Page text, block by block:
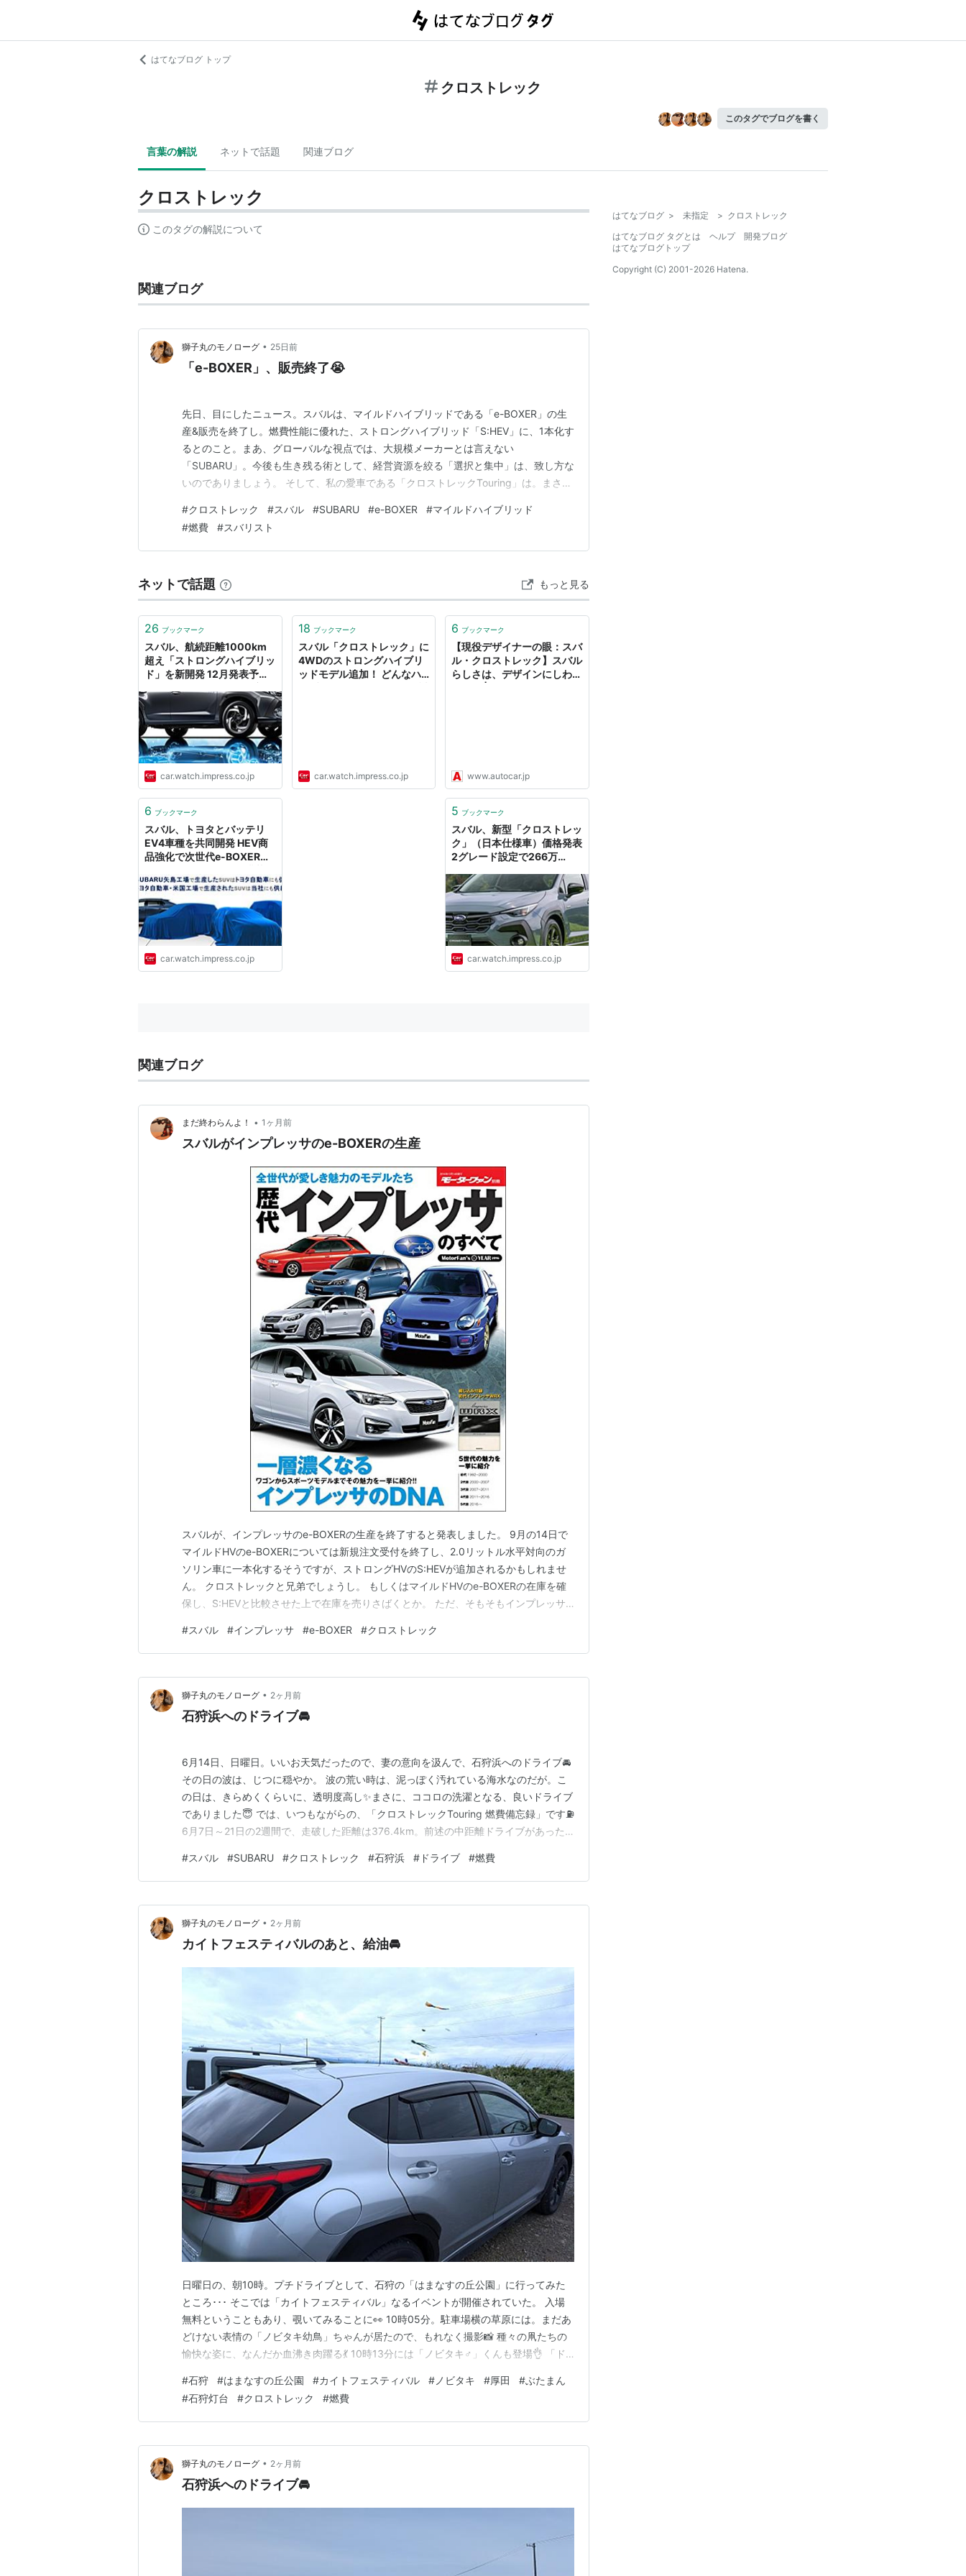
はてなブログ トップ
クロストレック
このタグでブログを書く
言葉の解説 ネットで話題 関連ブログ
クロストレック
このタグの解説について
関連ブログ
獅子丸のモノローグ • 25日前
「e-BOXER」、販売終了😭
先日、目にしたニュース。スバルは、マイルドハイブリッドである「e-BOXER」の生
産&販売を終了し。燃費性能に優れた、ストロングハイブリッド「S:HEV」に、1本化す
るとのこと。まあ、グローバルな視点では、大規模メーカーとは言えない
「SUBARU」。今後も生き残る術として、経営資源を絞る「選択と集中」は、致し方な
いのでありましょう。 そして、私の愛車である「クロストレックTouring」は。まさ
エンジン。スムーズで静かで、鼻先もそう重くなく、日常使いでは「決して悪くないエ
ンジン」だったのだが･･･まあ、「ハ…
#クロストレック #スバル #SUBARU #e-BOXER #マイルドハイブリッド
#燃費 #スバリスト
ネットで話題 もっと見る
26 ブックマーク
スバル、航続距離1000km
超え「ストロングハイブリッ
ド」を新開発 12月発表予定
用
car.watch.impress.co.jp
18 ブックマーク
スバル「クロストレック」に
4WDのストロングハイブリ
ッドモデル追加！ どんなハ
car.watch.impress.co.jp
6 ブックマーク
【現役デザイナーの眼：スバ
ル・クロストレック】スバル
らしさは、デザインにしわ寄
www.autocar.jp
6 ブックマーク
スバル、トヨタとバッテリ
EV4車種を共同開発 HEV商
品強化で次世代e-BOXERを
car.watch.impress.co.jp
5 ブックマーク
スバル、新型「クロストレッ
ク」（日本仕様車）価格発表
2グレード設定で266万
car.watch.impress.co.jp
関連ブログ
まだ終わらんよ！ • 1ヶ月前
スバルがインプレッサのe-BOXERの生産
スバルが、インプレッサのe-BOXERの生産を終了すると発表しました。 9月の14日で
マイルドHVのe-BOXERについては新規注文受付を終了し、2.0リットル水平対向のガ
ソリン車に一本化するそうですが、ストロングHVのS:HEVが追加されるかもしれませ
ん。 クロストレックと兄弟でしょうし。 もしくはマイルドHVのe-BOXERの在庫を確
保し、S:HEVと比較させた上で在庫を売りさばくとか。 ただ、そもそもインプレッサ
すべて 作者:三栄書房 三栄 Amazon クロストレックがありますし。 スバリストはそも
そもH…
#スバル #インプレッサ #e-BOXER #クロストレック
獅子丸のモノローグ • 2ヶ月前
石狩浜へのドライブ🚘
6月14日、日曜日。いいお天気だったので、妻の意向を汲んで、石狩浜へのドライブ🚘
その日の波は、じつに穏やか。 波の荒い時は、泥っぽく汚れている海水なのだが。こ
の日は、きらめくくらいに、透明度高し✨まさに、ココロの洗濯となる、良いドライブ
でありました😇 では、いつもながらの、「クロストレックTouring 燃費備忘録」です⛽
6月7日～21日の2週間で、走破した距離は376.4km。前述の中距離ドライブがあった
ストップ時間」は、3時間51分24秒。節約したガソリンは、3.567Lだった模様。 そし
て、満タン…
#スバル #SUBARU #クロストレック #石狩浜 # ドライブ #燃費
獅子丸のモノローグ • 2ヶ月前
カイトフェスティバルのあと、給油🚘
日曜日の、朝10時。プチドライブとして、石狩の「はまなすの丘公園」に行ってみた
ところ･･･ そこでは「カイトフェスティバル」なるイベントが開催されていた。 入場
無料ということもあり、覗いてみることに👀 10時05分。駐車場横の草原には。まだあ
どけない表情の「ノビタキ幼鳥」ちゃんが居たので、もれなく撮影📸 種々の凧たちの
愉快な姿に、なんだか血沸き肉躍る💃 10時13分には「ノビタキ♂」くんも登場👌 「ド
🐙 まるでツバメのように、ビュンビュン飛び回る「スポーツカイト」のアトラクショ
ンも、面白かった😁 そして、10時23…
#石狩 #はまなすの丘公園 #カイトフェスティバル # ノビタキ #厚田 #ぶたまん
#石狩灯台 #クロストレック #燃費
獅子丸のモノローグ • 2ヶ月前
石狩浜へのドライブ🚘
はてなブログ > 未指定 > クロストレック
はてなブログ タグとは
ヘルプ
開発ブログ
はてなブログトップ
Copyright (C) 2001-2026 Hatena.